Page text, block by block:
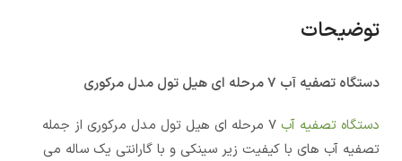
توضیحات
دستگاه تصفیه آب 7 مرحله ای هیل تول مدل مرکوری
دستگاه تصفیه آب
7 مرحله ای هیل تول مدل مرکوری از جمله
تصفیه آب های با کیفیت زیر سینکی و با گارانتی یک ساله می